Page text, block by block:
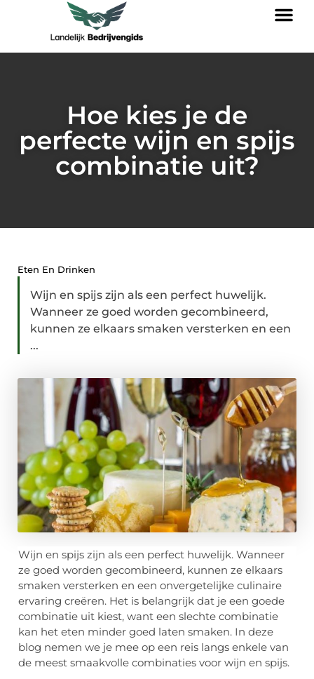
Hoe kies je de
perfecte wijn en spijs
combinatie uit?
Eten En Drinken
Wijn en spijs zijn als een perfect huwelijk.
Wanneer ze goed worden gecombineerd,
kunnen ze elkaars smaken versterken en een
...
Wijn en spijs zijn als een perfect huwelijk. Wanneer
ze goed worden gecombineerd, kunnen ze elkaars
smaken versterken en een onvergetelijke culinaire
ervaring creëren. Het is belangrijk dat je een goede
combinatie uit kiest, want een slechte combinatie
kan het eten minder goed laten smaken. In deze
blog nemen we je mee op een reis langs enkele van
de meest smaakvolle combinaties voor wijn en spijs.